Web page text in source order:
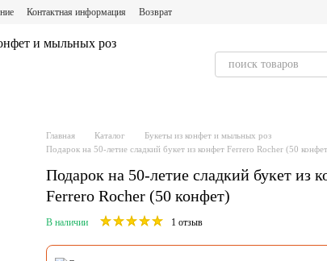
Контактная информация Возврат
и мыльных роз
Главная Каталог
Букеты из конфет и мыльных роз
Подарок на 50-летие сладкий букет из конфет Ferrero Rocher (50
Подарок на 50-летие сладкий букет из
Ferrero Rocher (50 конфет)
В наличии 1 отзыв